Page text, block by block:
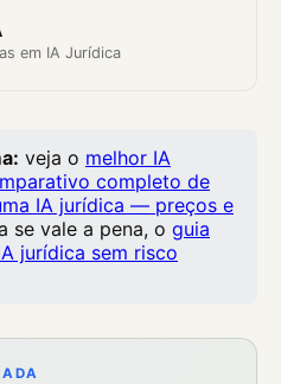
em IA Jurídica
veja o melhor IA
completo de
IA jurídica — preços e
se vale a pena, o guia
jurídica sem risco